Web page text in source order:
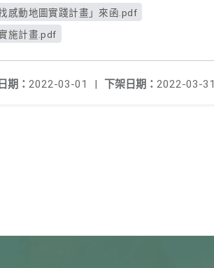
感動地圖實踐計畫」來函.pdf
施計畫.pdf
下架日期： 2022-03-31
期： 2022-03-01 |